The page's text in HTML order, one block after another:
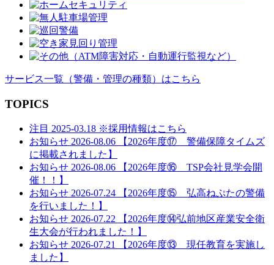
サービス一覧 （警備・管理の種類） はこちら
TOPICS
注目 2025-03.18 ※採用情報はこちら
お知らせ 2026-08.06
【2026年度⑰ 警備保障タイムズ
に掲載されました】
お知らせ 2026-08.06
【2026年度⑯ TSP会社見学会開
催！！】
お知らせ 2026-07.24
【2026年度⑮ 弘高ねぷたの警備
を行いました！】
お知らせ 2026-07.22
【2026年度⑭弘前地区産業安全衛
生大会が行われました！】
お知らせ 2026-07.21
【2026年度⑬ 現任教育を実施し
ました】